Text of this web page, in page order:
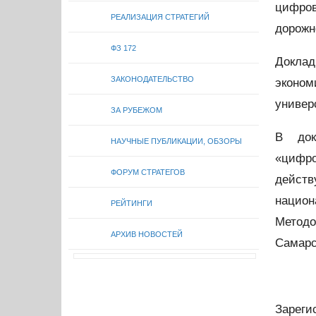
РЕАЛИЗАЦИЯ СТРАТЕГИЙ
ФЗ 172
ЗАКОНОДАТЕЛЬСТВО
ЗА РУБЕЖОМ
НАУЧНЫЕ ПУБЛИКАЦИИ, ОБЗОРЫ
ФОРУМ СТРАТЕГОВ
РЕЙТИНГИ
АРХИВ НОВОСТЕЙ
В